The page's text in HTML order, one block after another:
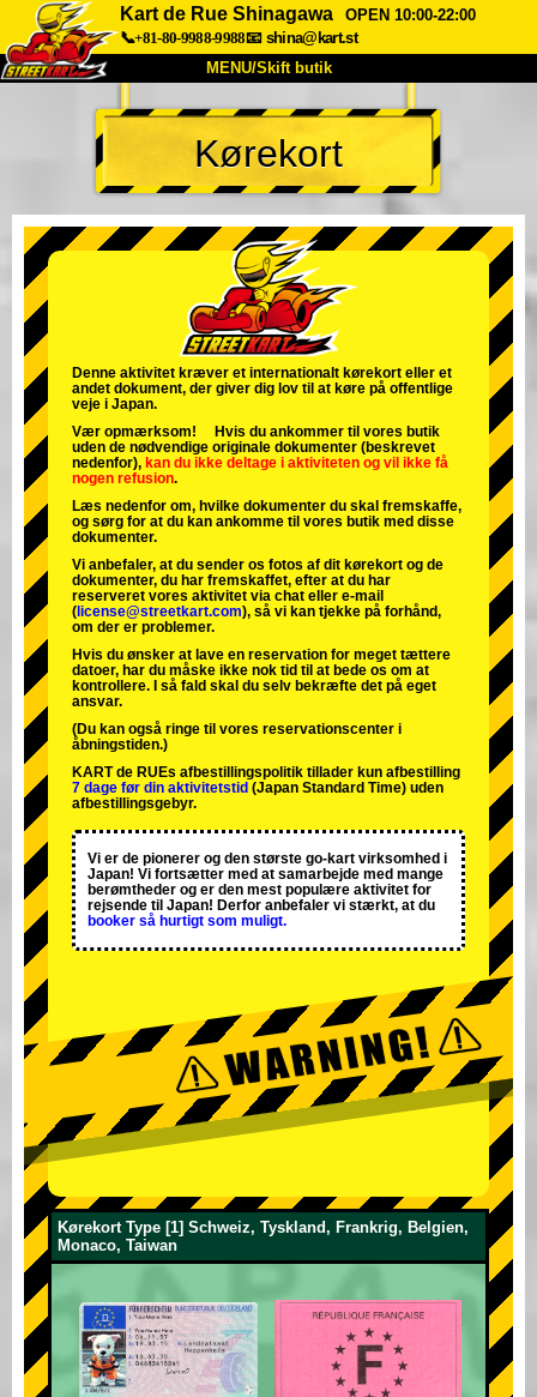
Kart de Rue Shinagawa
OPEN 10:00-22:00
📞+81-80-9988-9988📧 shina@kart.st
MENU/Skift butik
TOP
Om Specifikationer Pris
Virksomhed Booking
Skift butik
Tokyo Shinagawa
Tokyo Akihabara#2
Tokyo Shibuya Annex Tokyo Bay
Tokyo Asakusa Osaka
Okinawa
Kørekort
Denne aktivitet kræver et internationalt kørekort eller et
andet dokument, der giver dig lov til at køre på offentlige
veje i Japan.
Vær opmærksom! Hvis du ankommer til vores butik
uden de nødvendige originale dokumenter (beskrevet
nedenfor), kan du ikke deltage i aktiviteten og vil ikke få
nogen refusion.
Læs nedenfor om, hvilke dokumenter du skal fremskaffe,
og sørg for at du kan ankomme til vores butik med disse
dokumenter.
Vi anbefaler, at du sender os fotos af dit kørekort og de
dokumenter, du har fremskaffet, efter at du har
reserveret vores aktivitet via chat eller e-mail
( license@streetkart.com), så vi kan tjekke på forhånd,
om der er problemer.
Hvis du ønsker at lave en reservation for meget tættere
datoer, har du måske ikke nok tid til at bede os om at
kontrollere. I så fald skal du selv bekræfte det på eget
ansvar.
(Du kan også ringe til vores reservationscenter i
åbningstiden.)
KART de RUEs afbestillingspolitik tillader kun afbestilling
7 dage før din aktivitetstid (Japan Standard Time) uden
afbestillingsgebyr.
Vi er de pionerer og den største go-kart virksomhed i
Japan! Vi fortsætter med at samarbejde med mange
berømtheder og er den mest populære aktivitet for
rejsende til Japan! Derfor anbefaler vi stærkt, at du
booker så hurtigt som muligt.
Kørekort Type [1] Schweiz, Tyskland, Frankrig, Belgien,
Monaco, Taiwan